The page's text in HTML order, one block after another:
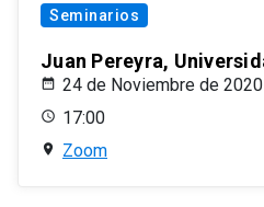
Seminarios
Juan Pereyra,
24 de Noviembre de 2020
17:00
Zoom